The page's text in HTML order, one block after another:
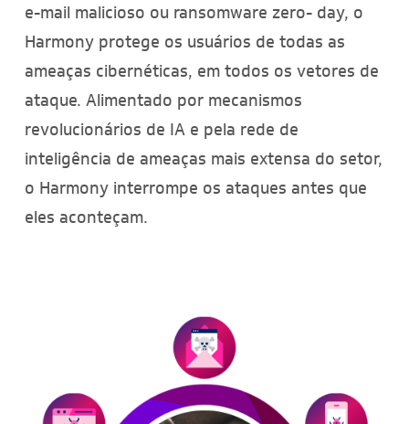
e-mail malicioso ou ransomware zero- day, o
Harmony protege os usuários de todas as
ameaças cibernéticas, em todos os vetores de
ataque. Alimentado por mecanismos
revolucionários de IA e pela rede de
inteligência de ameaças mais extensa do setor,
o Harmony interrompe os ataques antes que
eles aconteçam.